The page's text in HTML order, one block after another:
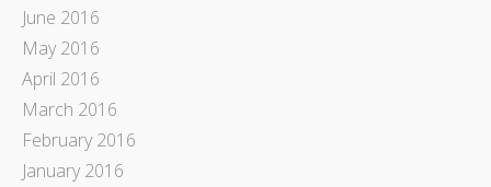
June 2016
May 2016
April 2016
March 2016
February 2016
January 2016